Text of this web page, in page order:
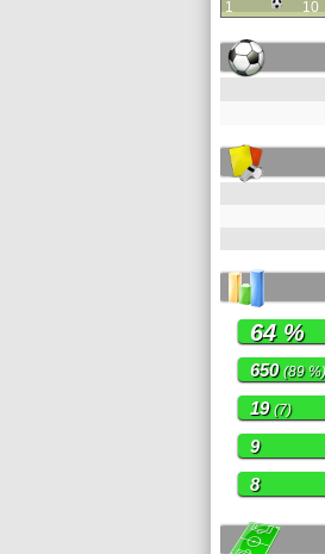
1 10
64 %
650(89 %)
19(7)
9
8